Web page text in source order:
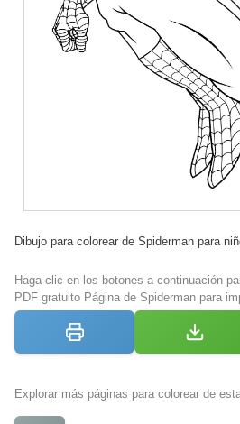
Dibujo para colorear de Spiderman para
Haga clic en los botones a continuación
PDF gratuito Página de Spiderman para
Explorar más páginas para colorear de